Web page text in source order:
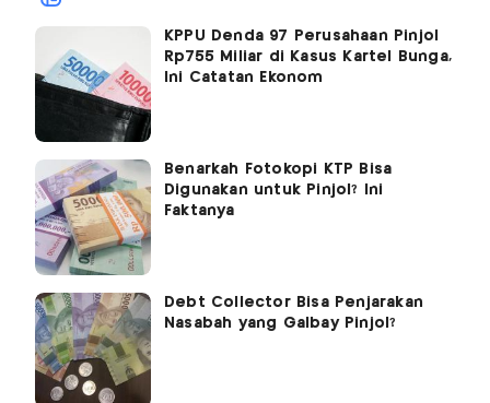
KPPU Denda 97 Perusahaan Pinjol
Rp755 Miliar di Kasus Kartel Bunga,
Ini Catatan Ekonom
Benarkah Fotokopi KTP Bisa
Digunakan untuk Pinjol? Ini
Faktanya
Debt Collector Bisa Penjarakan
Nasabah yang Galbay Pinjol?